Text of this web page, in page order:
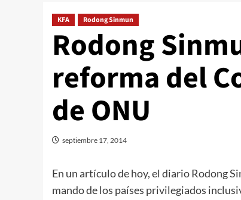
KFA Rodong Sinmun
Rodong
reforma del
de ONU
septiembre 17, 2014
En un artículo de hoy, el diario Rodong
mando de los países privilegiados